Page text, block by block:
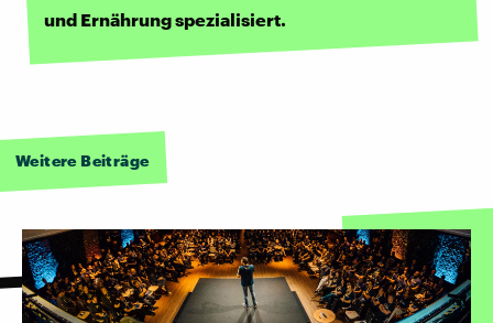
und Ernährung spezialisiert.
Weitere Beiträge